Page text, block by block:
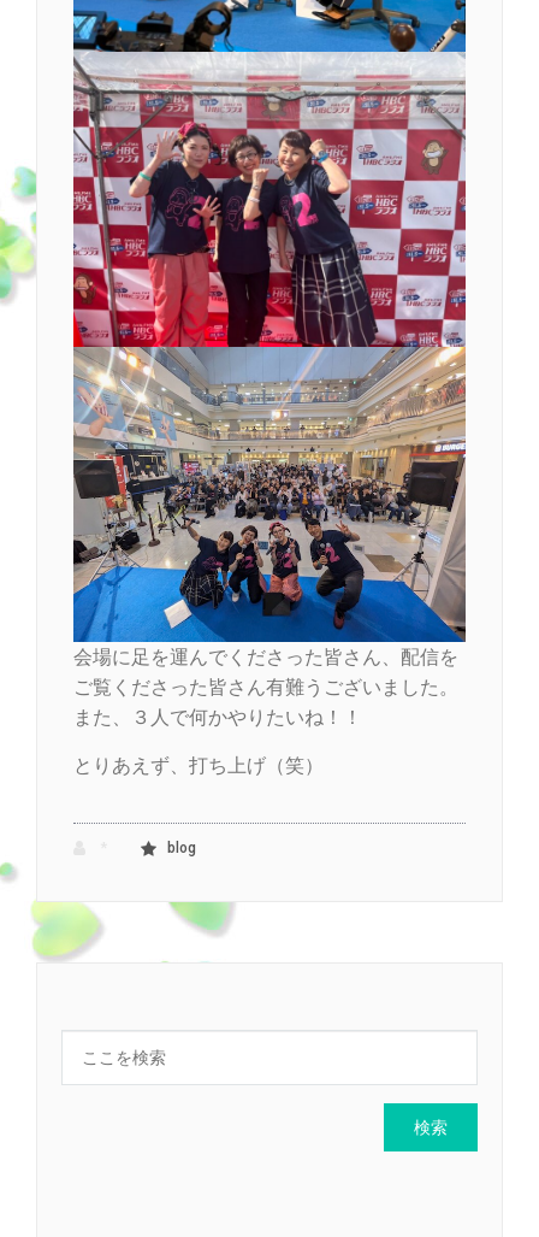
会場に足を運んでくださった皆さん、配信を
ご覧くださった皆さん有難うございました。
また、３人で何かやりたいね！！
とりあえず、打ち上げ（笑）
blog